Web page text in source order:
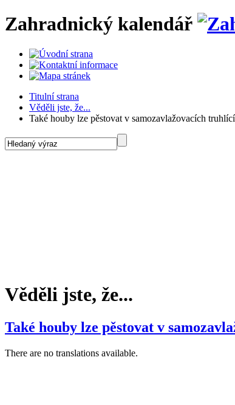
Zahradnický kalendář
Titulní strana
Věděli jste, že...
Také houby lze pěstovat v samozavlažovacích
Věděli jste, že...
Také houby lze pěstovat v
There are no translations available.